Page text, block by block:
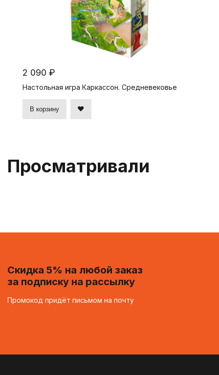
2 090 ₽
Настольная игра Каркассон. Средневековье
В корзину
Просматривали
Скидка 5% на любой заказ
за подписку на рассылку
Промокод придёт письмом на почту